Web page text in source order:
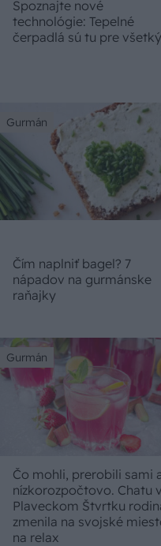
Spoznajte nové
technológie: Tepelné
čerpadlá sú tu pre
Gurmán
Čím naplniť bagel? 7
nápadov na gurmánske
raňajky
Gurmán
Čo mohli, prerobili sami
nízkorozpočtovo. Chatu v
Plaveckom Štvrtku
zmenila na svojské
na relax